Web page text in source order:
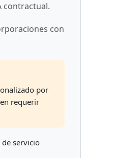
contractual.
con
por
requerir
servicio